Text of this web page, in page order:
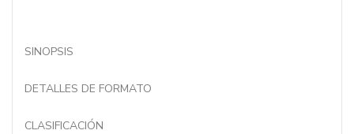
SINOPSIS
DETALLES DE FORMATO
CLASIFICACIÓN